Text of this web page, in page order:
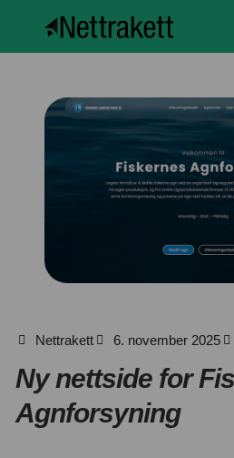
Nettrakett 6. november 2025
Ny nettside for
Agnforsyning